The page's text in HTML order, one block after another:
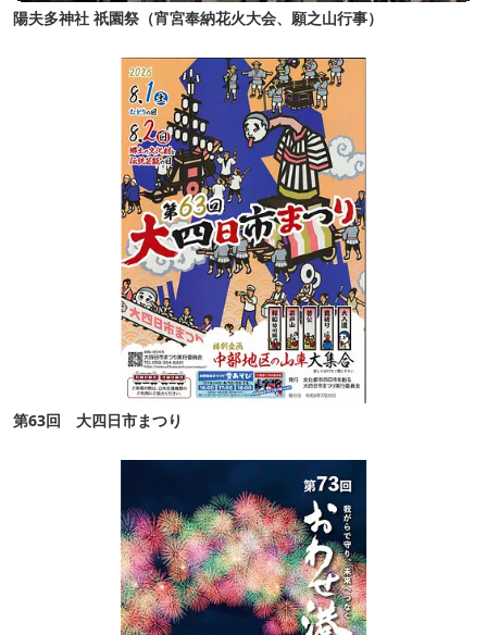
陽夫多神社 祇園祭（宵宮奉納花火大会、願之山行事）
第63回 大四日市まつり